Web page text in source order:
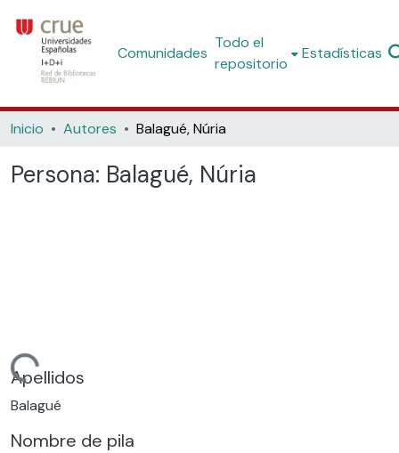
Comunidades
Todo el
repositorio
Estadísticas
Inicio Autores Balagué, Núria
Persona: Balagué, Núria
Cargando...
Apellidos
Balagué
Nombre de pila